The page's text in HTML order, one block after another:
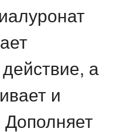
а
и
Дополняет